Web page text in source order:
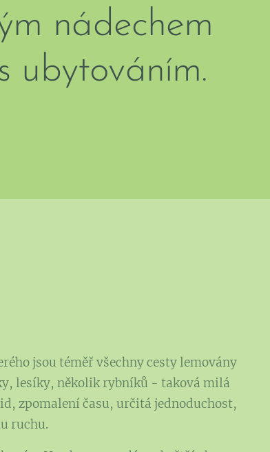
nádechem
ubytováním.
jsou téměř všechny cesty lemovány
lesíky, několik rybníků - taková milá
zpomalení času, určitá jednoduchost,
ruchu.